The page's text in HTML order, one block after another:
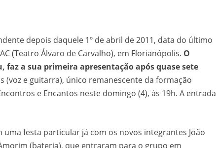
depois daquele 1º de abril de 2011, data do último
(Teatro Álvaro de Carvalho), em Florianópolis. O
faz a sua primeira apresentação após quase sete
(voz e guitarra), único remanescente da formação
e Encantos neste domingo (4), às 19h. A entrada
uma festa particular já com os novos integrantes João
(bateria), que entraram para o grupo em